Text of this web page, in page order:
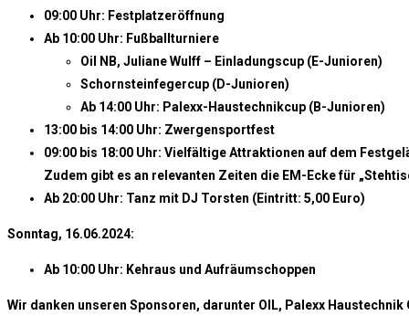
09:00 Uhr: Festplatzeröffnung
Ab 10:00 Uhr: Fußballturniere
Oil NB, Juliane Wulff – Einladungscup (E-Junioren)
Schornsteinfegercup (D-Junioren)
Ab 14:00 Uhr: Palexx-Haustechnikcup (B-Junioren)
13:00 bis 14:00 Uhr: Zwergensportfest
09:00 bis 18:00 Uhr: Vielfältige Attraktionen auf dem
Zudem gibt es an relevanten Zeiten die EM-Ecke für
Ab 20:00 Uhr: Tanz mit DJ Torsten (Eintritt: 5,00 Euro)
Sonntag, 16.06.2024:
Ab 10:00 Uhr: Kehraus und Aufräumschoppen
Wir danken unseren Sponsoren, darunter OIL, Palexx